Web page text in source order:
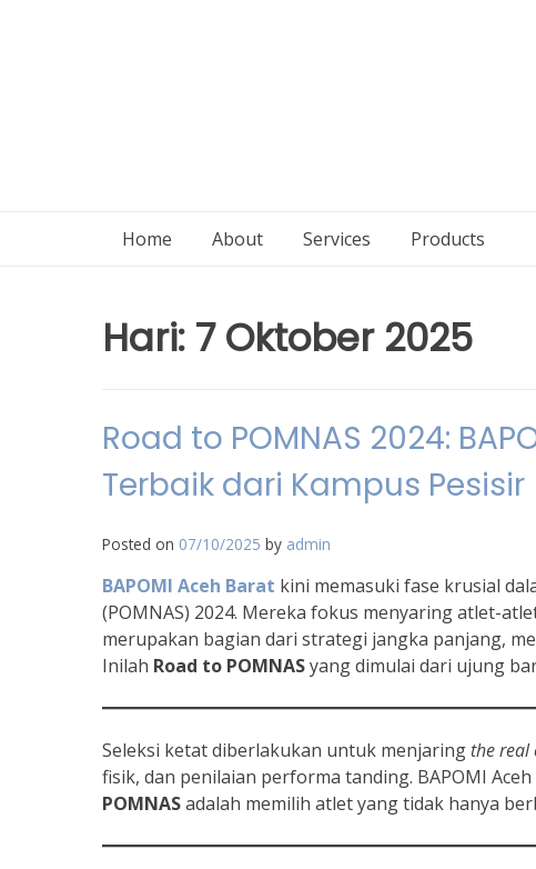
Home About Services Products
Hari: 7 Oktober 2025
Road to POMNAS 2024:
Terbaik dari Kampus Pesisir
Posted on 07/10/2025 by admin
BAPOMI Aceh Barat kini memasuki fase krusial
(POMNAS) 2024. Mereka fokus menyaring atlet-
merupakan bagian dari strategi jangka panjang,
Inilah Road to POMNASyang dimulai dari ujung
Seleksi ketat diberlakukan untuk menjaring the real
fisik, dan penilaian performa tanding. BAPOMI
POMNASadalah memilih atlet yang tidak hanya